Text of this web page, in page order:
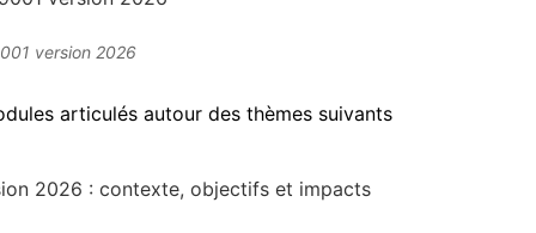
version 2026
articulés autour des thèmes suivants
2026 : contexte, objectifs et impacts